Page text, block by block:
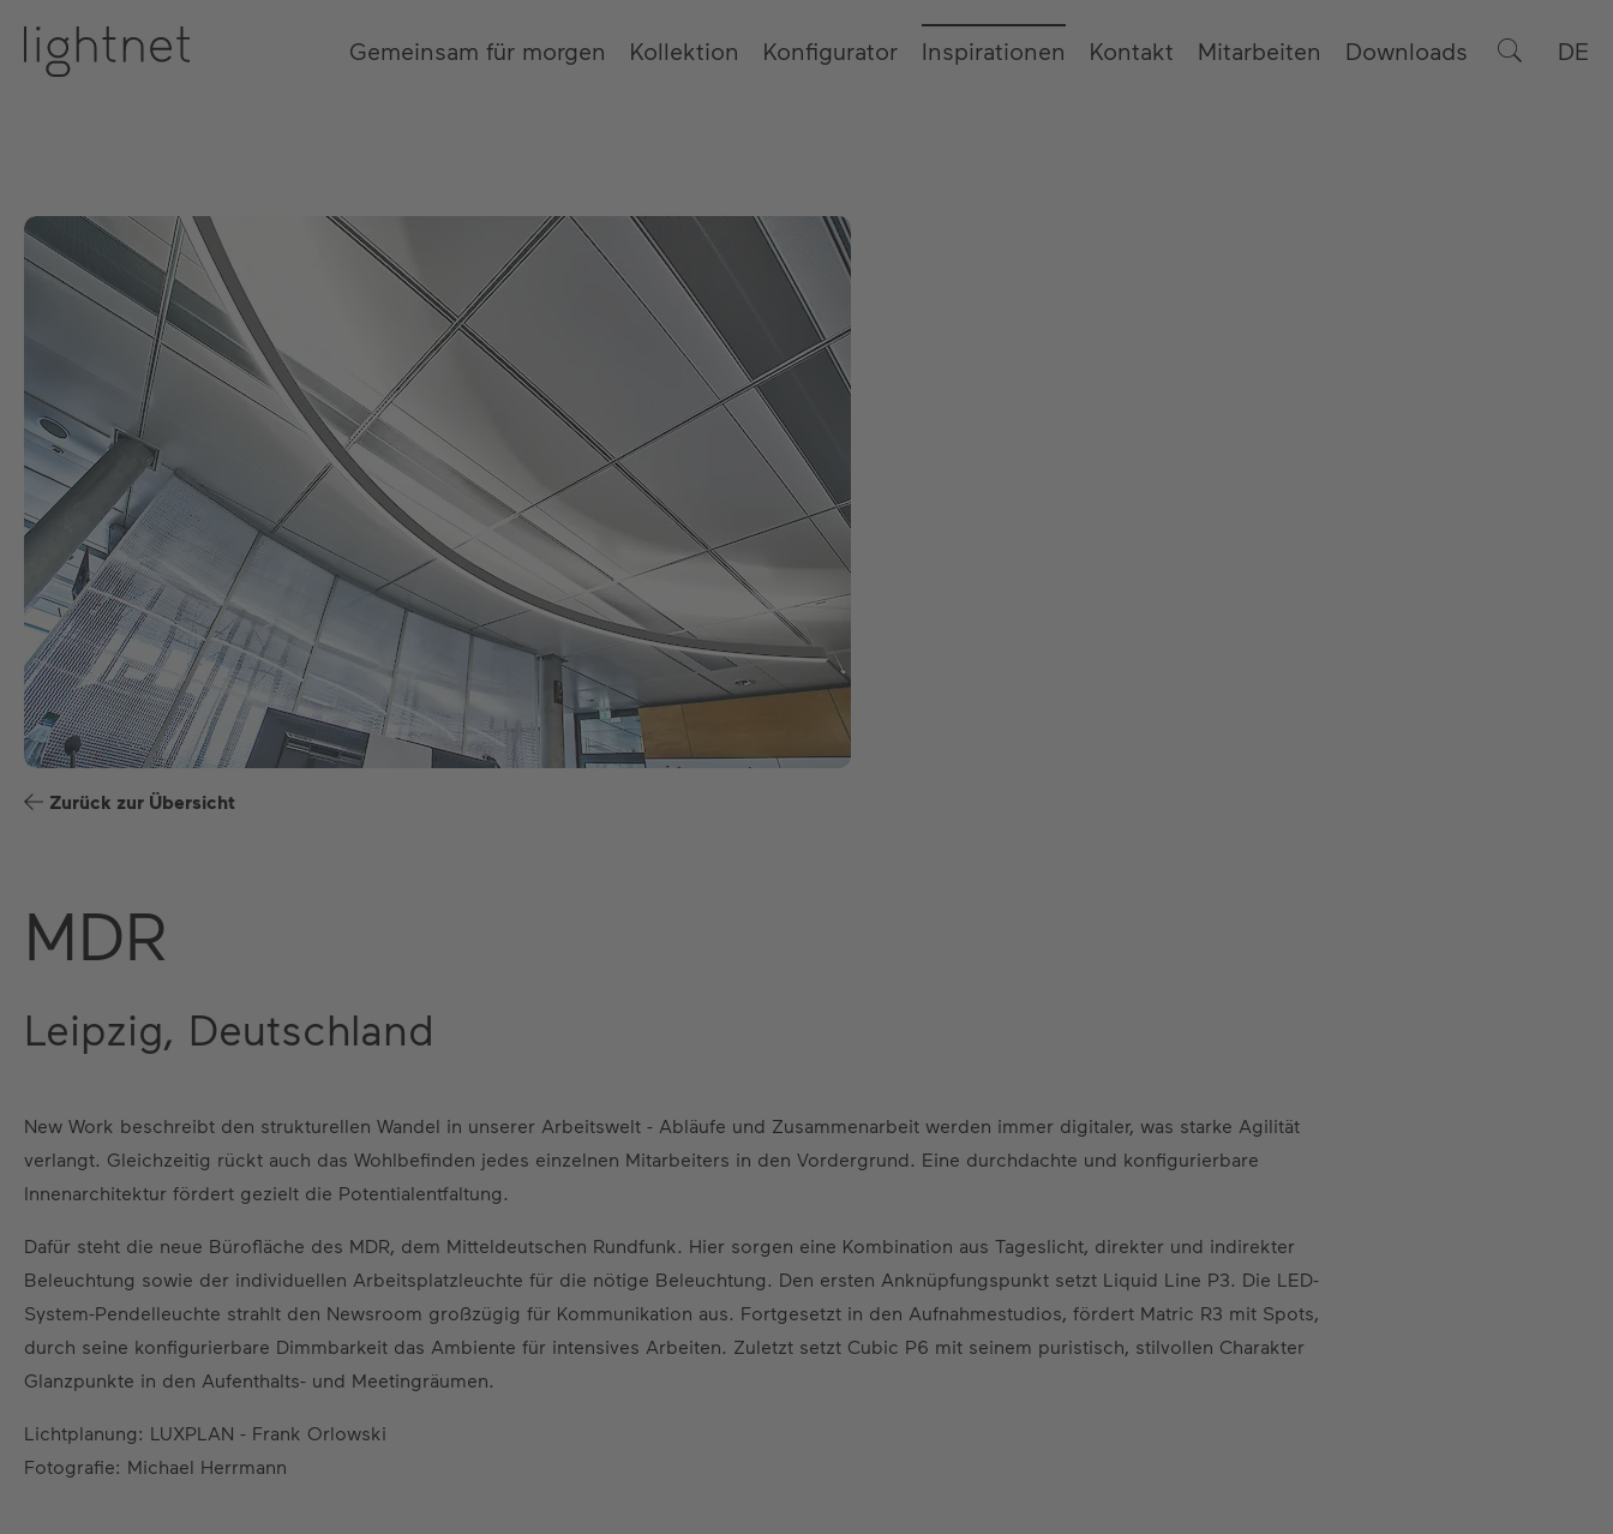
Gemeinsam für morgen Kollektion Konfigurator Inspirationen Kontakt Mitarbeiten Downloads DE
Zurück zur Übersicht
MDR
Leipzig, Deutschland
New Work beschreibt den strukturellen Wandel in unserer Arbeitswelt - Abläufe und Zusammenarbeit werden immer digitaler, was starke Agilität
verlangt. Gleichzeitig rückt auch das Wohlbefinden jedes einzelnen Mitarbeiters in den Vordergrund. Eine durchdachte und konfigurierbare
Innenarchitektur fördert gezielt die Potentialentfaltung.
Dafür steht die neue Bürofläche des MDR, dem Mitteldeutschen Rundfunk. Hier sorgen eine Kombination aus Tageslicht, direkter und indirekter
Beleuchtung sowie der individuellen Arbeitsplatzleuchte für die nötige Beleuchtung. Den ersten Anknüpfungspunkt setzt Liquid Line P3. Die LED-
System-Pendelleuchte strahlt den Newsroom großzügig für Kommunikation aus. Fortgesetzt in den Aufnahmestudios, fördert Matric R3 mit Spots,
durch seine konfigurierbare Dimmbarkeit das Ambiente für intensives Arbeiten. Zuletzt setzt Cubic P6 mit seinem puristisch, stilvollen Charakter
Glanzpunkte in den Aufenthalts- und Meetingräumen.
Lichtplanung: LUXPLAN - Frank Orlowski
Fotografie: Michael Herrmann